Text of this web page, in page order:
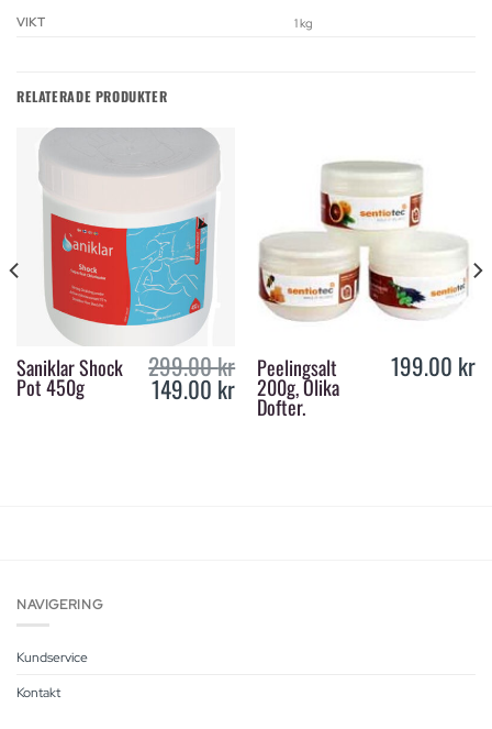
VIKT 1 kg
RELATERADE PRODUKTER
Saniklar Shock
Pot 450g
299.00kr
Original
price
was:
149.00 krCurrent
price
149.00 kr.
Peelingsalt
200g, Olika
Dofter.
199.00 kr
NAVIGERING
Kundservice
Kontakt